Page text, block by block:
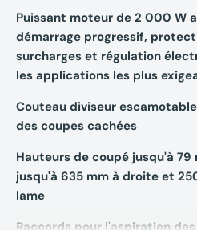
Puissant moteur de 2 000 W
démarrage progressif,
surcharges et régulation
les applications les plus
Couteau diviseur
des coupes cachées
Hauteurs de coupé jusqu'à
jusqu'à 635 mm à droite et
lame